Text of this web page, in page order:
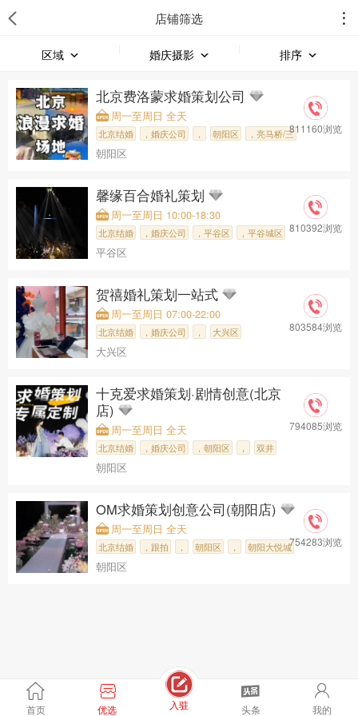
店铺筛选
区域 婚庆摄影 排序
北京费洛蒙求婚策划公司
周一至周日 全天
北京结婚 ，婚庆公司 ， 朝阳区 ，亮马桥/三
朝阳区
811160浏览
馨缘百合婚礼策划
周一至周日 10:00-18:30
北京结婚 ，婚庆公司 ，平谷区 ，平谷城区
平谷区
810392浏览
贺禧婚礼策划一站式
周一至周日 07:00-22:00
北京结婚 ，婚庆公司 ， 大兴区
大兴区
803584浏览
十克爱求婚策划·剧情创意(北京
店)
周一至周日 全天
北京结婚 ，婚庆公司 ，朝阳区 ， 双井
朝阳区
794085浏览
OM求婚策划创意公司(朝阳店)
周一至周日 全天
北京结婚 ，跟拍 ， 朝阳区 ， 朝阳大悦城
朝阳区
754283浏览
首页 优选 入驻 头条 我的